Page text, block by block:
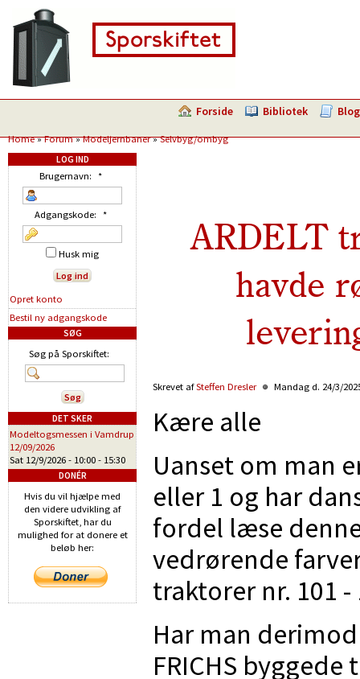
Forside Bibliotek Blog
Home»Forum»Modeljernbaner»Selvbyg/ombyg
ARDELT
havde
Skrevet afSteffen Dresler Mandag d. 24/3/
Kære alle
Uanset om man
eller 1 og har
fordel læse
vedrørende
traktorer nr. 101
Har man
FRICHS
LOG IND
Brugernavn: *
Adgangskode: *
Husk mig
Opret konto
Bestil ny adgangskode
SØG
Søg på Sporskiftet:
DET SKER
Modeltogsmessen i Vamdrup
12/09/2026
Sat 12/9/2026 - 10:00 - 15:30
DONÉR
Hvis du vil hjælpe med
den videre udvikling af
Sporskiftet, har du
mulighed for at donere et
beløb her: